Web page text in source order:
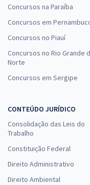
Concursos na Paraíba
Concursos em
Concursos no Piauí
Concursos no Rio Grande
Norte
Concursos em Sergipe
CONTEÚDO JURÍDICO
Consolidação das Leis do
Trabalho
Constituição Federal
Direito Administrativo
Direito Ambiental